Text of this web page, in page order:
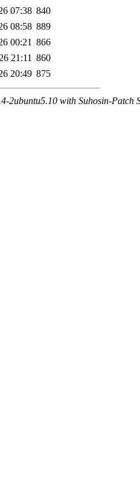
07:38 840
08:58 889
00:21 866
21:11 860
20:49 875
2ubuntu5.10 with Suhosin-Patch